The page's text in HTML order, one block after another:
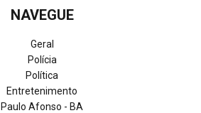
NAVEGUE
Geral
Polícia
Política
Entretenimento
Paulo Afonso - BA